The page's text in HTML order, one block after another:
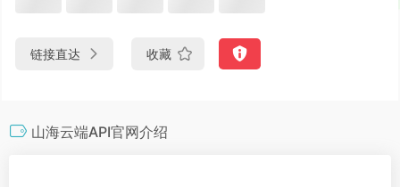
链接直达 收藏
山海云端API官网介绍